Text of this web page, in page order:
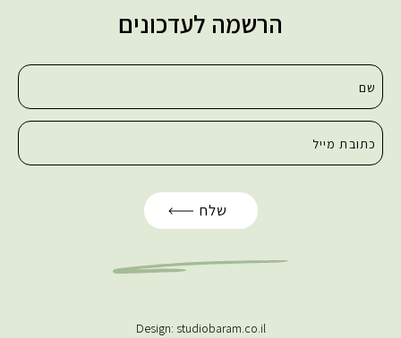
הרשמה לעדכונים
Design: studiobaram.co.il